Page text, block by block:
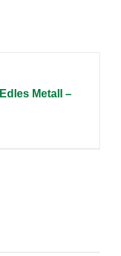
Metall –